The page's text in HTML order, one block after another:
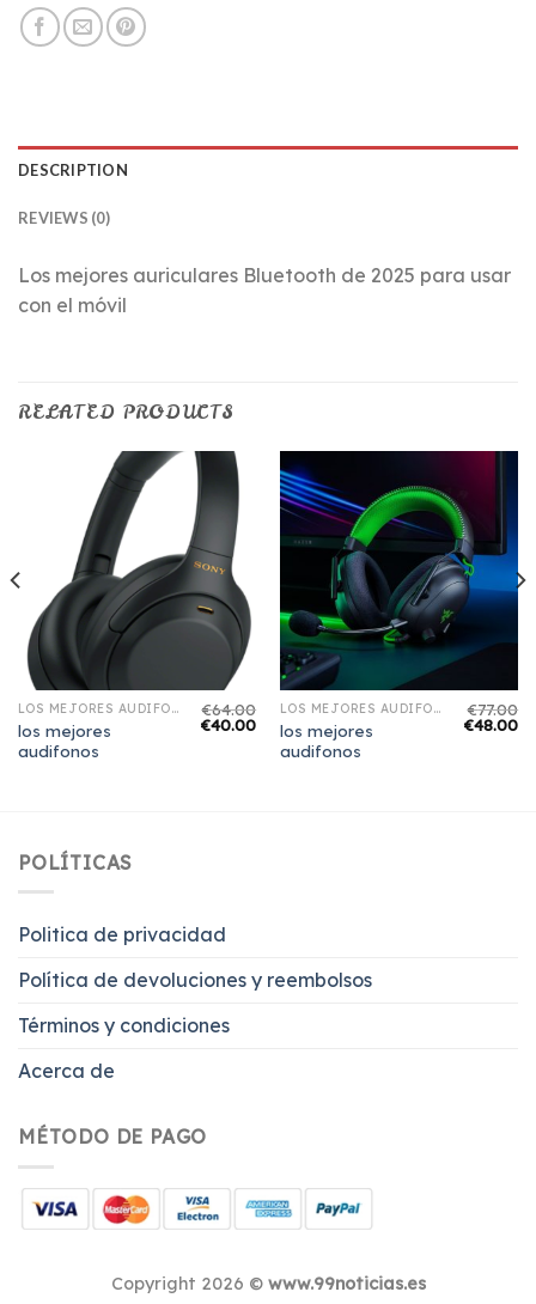
DESCRIPTION
REVIEWS (0)
Los mejores auriculares Bluetooth de 2025 para usar
con el móvil
RELATED PRODUCTS
LOS MEJORES AUDIFONOS
los mejores
audifonos
€64.00
€40.00
LOS MEJORES AUDIFONOS
los mejores
audifonos
€77.00
€48.00
POLÍTICAS
Politica de privacidad
Política de devoluciones y reembolsos
Términos y condiciones
Acerca de
MÉTODO DE PAGO
Copyright 2026 © www.99noticias.es